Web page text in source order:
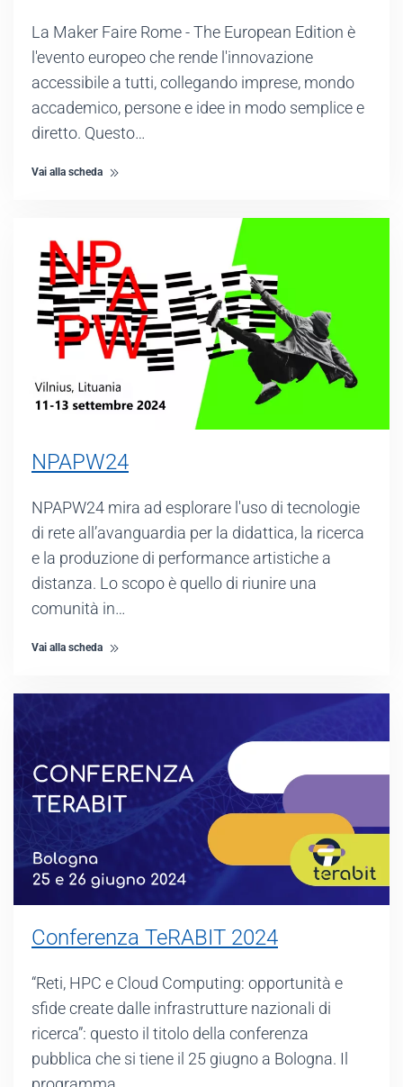
La Maker Faire Rome - The European Edition è
l'evento europeo che rende l'innovazione
accessibile a tutti, collegando imprese, mondo
accademico, persone e idee in modo semplice e
diretto. Questo…
Vai alla scheda
NPAPW24
NPAPW24 mira ad esplorare l'uso di tecnologie
di rete all’avanguardia per la didattica, la ricerca
e la produzione di performance artistiche a
distanza. Lo scopo è quello di riunire una
comunità in…
Vai alla scheda
Conferenza TeRABIT 2024
“Reti, HPC e Cloud Computing: opportunità e
sfide create dalle infrastrutture nazionali di
ricerca”: questo il titolo della conferenza
pubblica che si tiene il 25 giugno a Bologna. Il